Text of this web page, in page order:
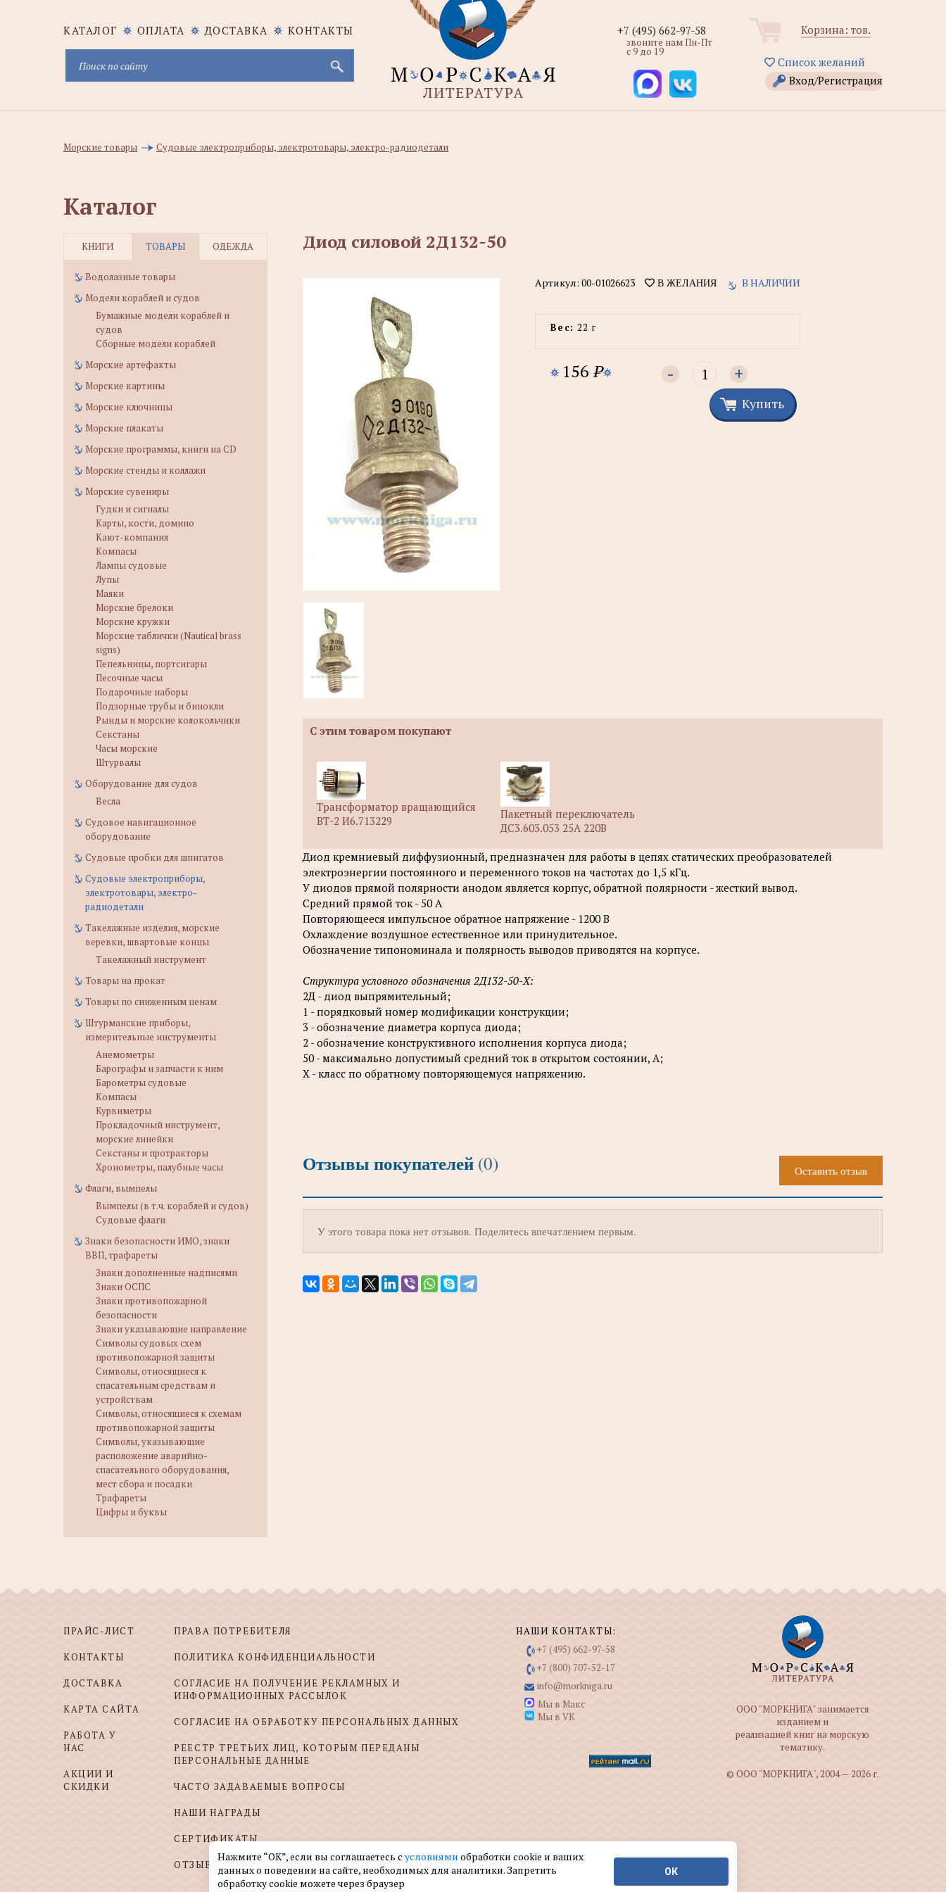
КАТАЛОГ ОПЛАТА ДОСТАВКА КОНТАКТЫ Корзина: тов.
Список желаний
Вход/Регистрация
+7 (495) 662-97-58
звоните нам Пн-Пт
с 9 до 19
Морские товары Судовые электроприборы, электротовары, электро-радиодетали
Каталог
КНИГИ ТОВАРЫ ОДЕЖДА
Водолазные товары
Модели кораблей и судов
Бумажные модели кораблей и
судов
Сборные модели кораблей
Морские артефакты
Морские картины
Морские ключницы
Морские плакаты
Морские программы, книги на CD
Морские стенды и коллажи
Морские сувениры
Гудки и сигналы
Карты, кости, домино
Кают-компания
Компасы
Лампы судовые
Лупы
Маяки
Морские брелоки
Морские кружки
Морские таблички (Nautical brass
signs)
Пепельницы, портсигары
Песочные часы
Подарочные наборы
Подзорные трубы и бинокли
Рынды и морские колокольчики
Секстаны
Часы морские
Штурвалы
Оборудование для судов
Весла
Судовое навигационное
оборудование
Судовые пробки для шпигатов
Судовые электроприборы,
электротовары, электро-
радиодетали
Такелажные изделия, морские
веревки, швартовые концы
Такелажный инструмент
Товары на прокат
Товары по сниженным ценам
Штурманские приборы,
измерительные инструменты
Анемометры
Барографы и запчасти к ним
Барометры судовые
Компасы
Курвиметры
Прокладочный инструмент,
морские линейки
Секстаны и протракторы
Хронометры, палубные часы
Флаги, вымпелы
Вымпелы (в т.ч. кораблей и судов)
Судовые флаги
Знаки безопасности ИМО, знаки
ВВП, трафареты
Знаки дополненные надписями
Знаки ОСПС
Знаки противопожарной
безопасности
Знаки указывающие направление
Символы судовых схем
противопожарной защиты
Символы, относящиеся к
спасательным средствам и
устройствам
Символы, относящиеся к схемам
противопожарной защиты
Символы, указывающие
расположение аварийно-
спасательного оборудования,
мест сбора и посадки
Трафареты
Цифры и буквы
Диод силовой 2Д132-50
Артикул: 00-01026623 В ЖЕЛАНИЯ В НАЛИЧИИ
Вес: 22 г
156 P - +
Купить
С этим товаром покупают
Трансформатор вращающийся
ВТ-2 И6.713229
Пакетный переключатель
ДС3.603.053 25А 220В
Диод кремниевый диффузионный, предназначен для работы в цепях статических преобразователей
электроэнергии постоянного и переменного токов на частотах до 1,5 кГц.
У диодов прямой полярности анодом является корпус, обратной полярности - жесткий вывод.
Средний прямой ток - 50 А
Повторяющееся импульсное обратное напряжение - 1200 В
Охлаждение воздушное естественное или принудительное.
Обозначение типономинала и полярность выводов приводятся на корпусе.
Структура условного обозначения 2Д132-50-Х:
2Д - диод выпрямительный;
1 - порядковый номер модификации конструкции;
3 - обозначение диаметра корпуса диода;
2 - обозначение конструктивного исполнения корпуса диода;
50 - максимально допустимый средний ток в открытом состоянии, А;
Х - класс по обратному повторяющемуся напряжению.
Отзывы покупателей (0) Оставить отзыв
У этого товара пока нет отзывов. Поделитесь впечатлением первым.
ПРАЙС-ЛИСТ
КОНТАКТЫ
ДОСТАВКА
КАРТА САЙТА
РАБОТА У
НАС
АКЦИИ И
СКИДКИ
ПРАВА ПОТРЕБИТЕЛЯ
ПОЛИТИКА КОНФИДЕНЦИАЛЬНОСТИ
СОГЛАСИЕ НА ПОЛУЧЕНИЕ РЕКЛАМНЫХ И
ИНФОРМАЦИОННЫХ РАССЫЛОК
СОГЛАСИЕ НА ОБРАБОТКУ ПЕРСОНАЛЬНЫХ ДАННЫХ
РЕЕСТР ТРЕТЬИХ ЛИЦ, КОТОРЫМ ПЕРЕДАНЫ
ПЕРСОНАЛЬНЫЕ ДАННЫЕ
ЧАСТО ЗАДАВАЕМЫЕ ВОПРОСЫ
НАШИ НАГРАДЫ
СЕРТИФИКАТЫ
ОТЗЫВЫ И ПОЖЕЛАНИЯ
НАШИ КОНТАКТЫ:
+7 (495) 662-97-58
+7 (800) 707-52-17
info@morkniga.ru
Мы в Макс
Мы в VK
ООО "МОРКНИГА" занимается
изданием и
реализацией книг на морскую
тематику.
© ООО "МОРКНИГА", 2004 — 2026 г.
Нажмите “ОК”, если вы соглашаетесь с условиями обработки cookie и ваших
данных о поведении на сайте, необходимых для аналитики. Запретить
обработку cookie можете через браузер
ОК